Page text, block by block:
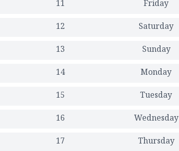
11
Friday
12
Saturday
13
Sunday
14
Monday
15
Tuesday
16
Wednesday
17
Thursday